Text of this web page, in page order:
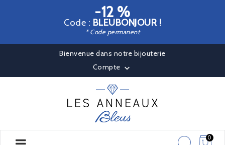
-12 %
Code : BLEUBONJOUR !
* Code permanent
Bienvenue dans notre bijouterie
Compte 
0